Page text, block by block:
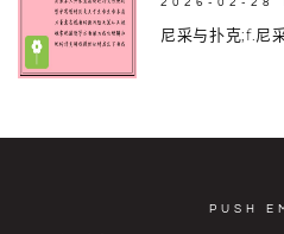
尼采与扑克;f.尼
PUSH